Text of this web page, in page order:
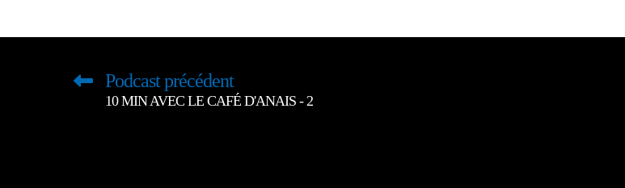
Podcast précédent
10 MIN AVEC LE CAFÉ D'ANAIS - 2